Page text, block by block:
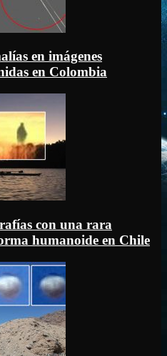
en imágenes
en Colombia
con una rara
humanoide en Chile